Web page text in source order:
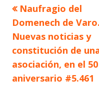
Navegación
de
entradas
Artículo
anterior
Naufragio del
Domenech de Varo.
Nuevas noticias y
constitución de
asociación, en el 50
aniversario #5.461